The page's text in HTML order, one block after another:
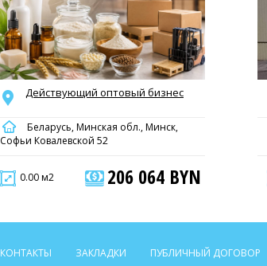
Действующий оптовый бизнес
Беларусь, Минская обл., Минск,
Софьи Ковалевской 52
0.00 м2 206 064 BYN
КОНТАКТЫ ЗАКЛАДКИ ПУБЛИЧНЫЙ ДОГОВОР